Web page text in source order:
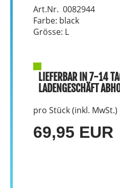
Art.Nr. 0082944
Farbe: black
Grösse: L
LIEFERBAR IN 7-14
LADENGESCHÄFT
pro Stück (inkl. MwSt.)
69,95 EUR